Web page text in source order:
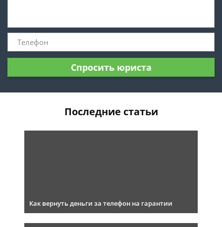
Спросить юриста
Последние статьи
Как вернуть деньги за телефон на гарантии